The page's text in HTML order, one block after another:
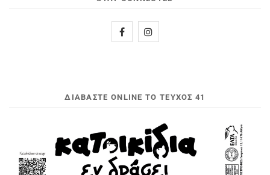
ΔΙΑΒΆΣΤΕ ONLINE ΤΟ ΤΕΎΧΟΣ 41